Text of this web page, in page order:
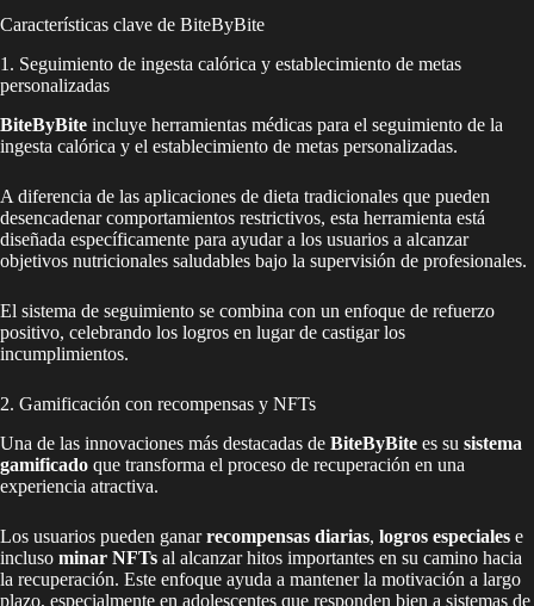
Características clave de BiteByBite
1. Seguimiento de ingesta calórica y establecimiento de metas
personalizadas
BiteByBite incluye herramientas médicas para el seguimiento de la
ingesta calórica y el establecimiento de metas personalizadas.
A diferencia de las aplicaciones de dieta tradicionales que pueden
desencadenar comportamientos restrictivos, esta herramienta está
diseñada específicamente para ayudar a los usuarios a alcanzar
objetivos nutricionales saludables bajo la supervisión de profesionales.
El sistema de seguimiento se combina con un enfoque de refuerzo
positivo, celebrando los logros en lugar de castigar los
incumplimientos.
2. Gamificación con recompensas y NFTs
Una de las innovaciones más destacadas de BiteByBite es su sistema
gamificado que transforma el proceso de recuperación en una
experiencia atractiva.
Los usuarios pueden ganarrecompensas diarias, logros especiales e
incluso minar NFTs al alcanzar hitos importantes en su camino hacia
la recuperación. Este enfoque ayuda a mantener la motivación a largo
plazo, especialmente en adolescentes que responden bien a sistemas de